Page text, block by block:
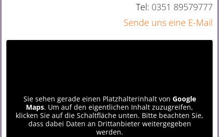
Tel: 0351 89579777
Sende uns eine E-Mail
Sie sehen gerade einen Platzhalterinhalt von Google
Maps. Um auf den eigentlichen Inhalt zuzugreifen,
klicken Sie auf die Schaltfläche unten. Bitte beachten Sie,
dass dabei Daten an Drittanbieter weitergegeben
werden.